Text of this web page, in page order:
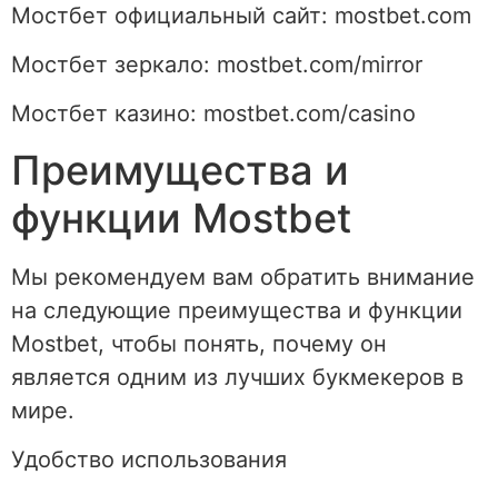
Мостбет официальный сайт: mostbet.com
Мостбет зеркало: mostbet.com/mirror
Мостбет казино: mostbet.com/casino
Преимущества и
функции Mostbet
Мы рекомендуем вам обратить внимание
на следующие преимущества и функции
Mostbet, чтобы понять, почему он
является одним из лучших букмекеров в
мире.
Удобство использования